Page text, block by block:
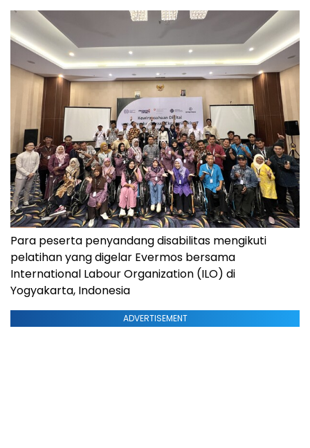
Para peserta penyandang disabilitas mengikuti
pelatihan yang digelar Evermos bersama
International Labour Organization (ILO) di
Yogyakarta, Indonesia
ADVERTISEMENT